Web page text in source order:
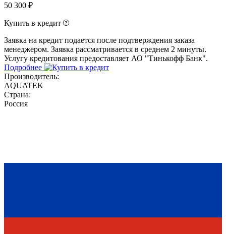
50 300 ₽
Купить в кредит
Заявка на кредит подается после подтверждения заказа
менеджером. Заявка рассматривается в среднем 2 минуты.
Услугу кредитования предоставляет АО "Тинькофф Банк".
Подробнее
Производитель:
AQUATEK
Страна:
Россия